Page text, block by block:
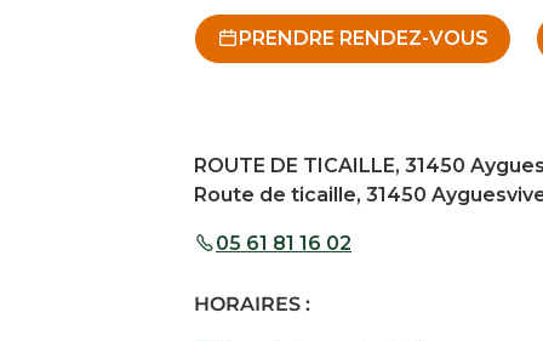
PRENDRE RENDEZ-VOUS
ROUTE DE TICAILLE, 31450
Route de ticaille, 31450
05 61 81 16 02
HORAIRES :